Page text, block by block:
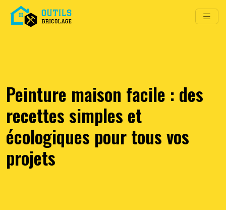
Peinture maison facile : des
recettes simples et
écologiques pour tous vos
projets